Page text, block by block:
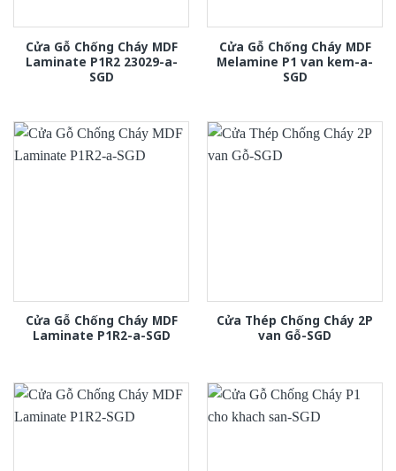
Cửa Gỗ Chống Cháy MDF
Laminate P1R2 23029-a-
SGD
Cửa Gỗ Chống Cháy MDF
Melamine P1 van kem-a-
SGD
Cửa Gỗ Chống Cháy MDF
Laminate P1R2-a-SGD
Cửa Thép Chống Cháy 2P
van Gỗ-SGD